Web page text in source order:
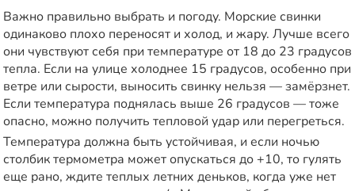
Важно правильно выбрать и погоду. Морские свинки
одинаково плохо переносят и холод, и жару. Лучше всего
они чувствуют себя при температуре от 18 до 23 градусов
тепла. Если на улице холоднее 15 градусов, особенно при
ветре или сырости, выносить свинку нельзя — замёрзнет.
Если температура поднялась выше 26 градусов — тоже
опасно, можно получить тепловой удар или перегреться.
Температура должна быть устойчивая, и если ночью
столбик термометра может опускаться до +10, то гулять
еще рано, ждите теплых летних деньков, когда уже нет